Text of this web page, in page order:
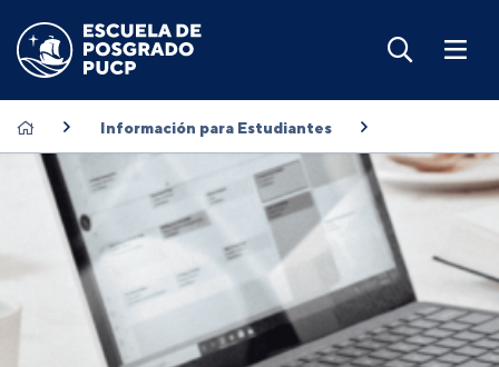
Información para Estudiantes